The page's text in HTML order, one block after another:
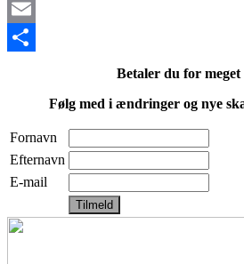
Mastodon
Email
Betaler du for meget
Følg med i ændringer og nye
Fornavn
Efternavn
E-mail